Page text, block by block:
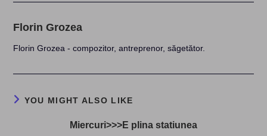
Florin Grozea
Florin Grozea - compozitor, antreprenor, săgetător.
YOU MIGHT ALSO LIKE
Miercuri>>>E plina statiunea